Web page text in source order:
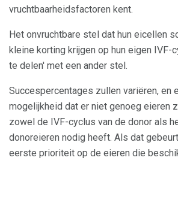
vruchtbaarheidsfactoren kent.
Het onvruchtbare stel dat hun eicellen
kleine korting krijgen op hun eigen IVF-
te delen' met een ander stel.
Succespercentages zullen variëren, en
mogelijkheid dat er niet genoeg eieren
zowel de IVF-cyclus van de donor als
donoreieren nodig heeft. Als dat
eerste prioriteit op de eieren die